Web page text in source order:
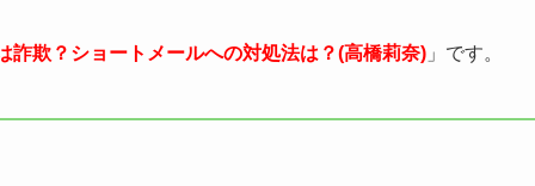
詐欺？ショートメールへの対処法は？(高橋莉奈) 」です。